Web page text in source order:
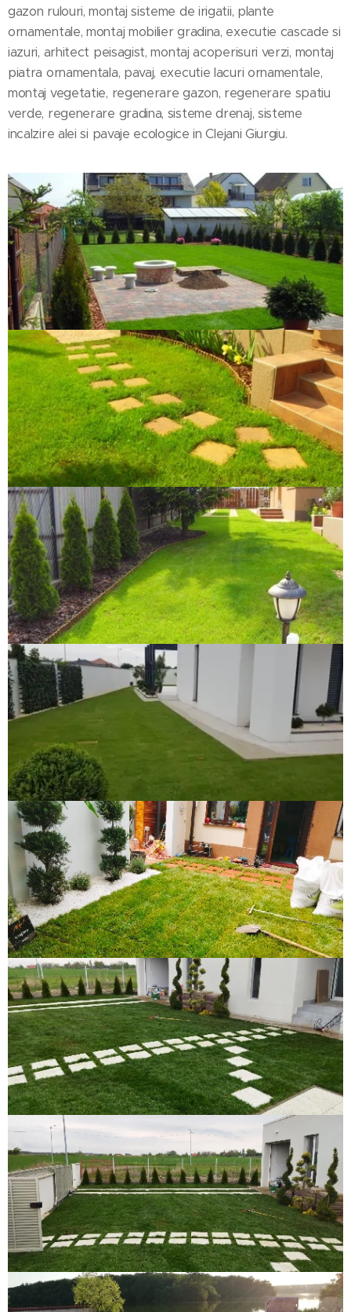
gazon rulouri, montaj sisteme de irigatii, plante
ornamentale, montaj mobilier gradina, executie cascade si
iazuri, arhitect peisagist, montaj acoperisuri verzi, montaj
piatra ornamentala, pavaj, executie lacuri ornamentale,
montaj vegetatie, regenerare gazon, regenerare spatiu
verde, regenerare gradina, sisteme drenaj, sisteme
incalzire alei si pavaje ecologice in Clejani Giurgiu.